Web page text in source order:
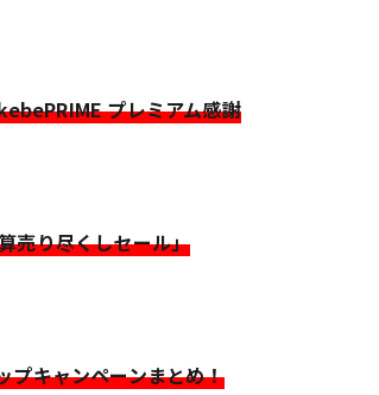
プレミアム感謝
売り尽くしセール」
プキャンペーンまとめ！